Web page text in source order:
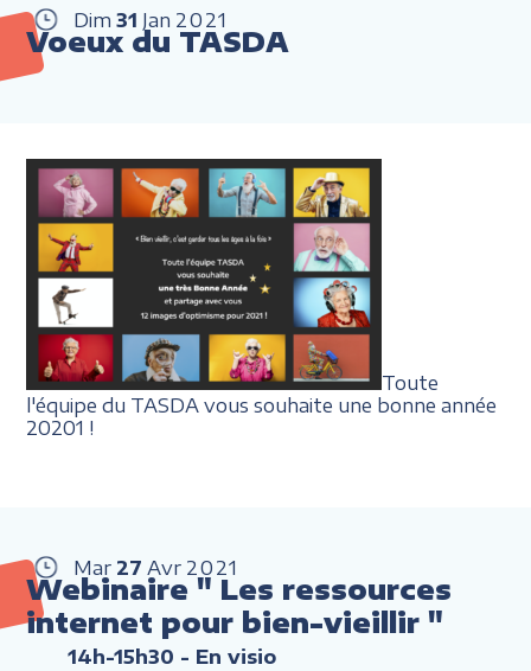
Dim 31 Jan 2021
Voeux du TASDA
Toute
l'équipe du TASDA vous souhaite une bonne année
20201 !
Mar 27 Avr 2021
Webinaire " Les ressources
internet pour bien-vieillir "
14h-15h30 - En visio